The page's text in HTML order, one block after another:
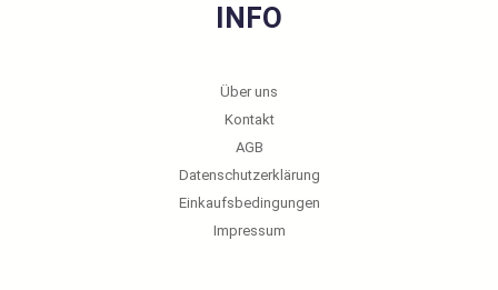
INFO
Über uns
Kontakt
AGB
Datenschutzerklärung
Einkaufsbedingungen
Impressum